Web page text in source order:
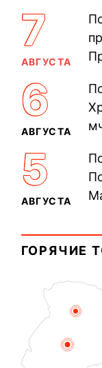
7
АВГУСТА
6
АВГУСТА
5
АВГУСТА
ГОРЯЧИЕ